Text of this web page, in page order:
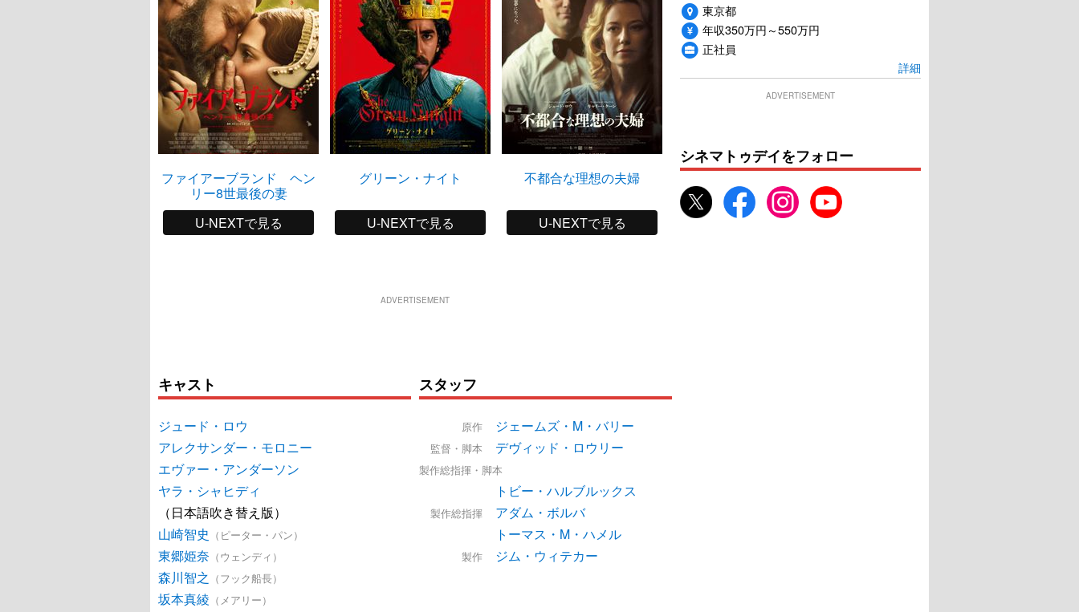
ファイアーブランド ヘン
リー8世最後の妻
U-NEXTで見る
グリーン・ナイト
U-NEXTで見る
不都合な理想の夫婦
U-NEXTで見る
ファンタスティック・ビー
ストとダンブルドアの秘密
U-NEXTで見る
レイニーデイ・イン・ニュ
ADVERTISEMENT
キャスト
ジュード・ロウ
アレクサンダー・モロニー
エヴァー・アンダーソン
ヤラ・シャヒディ
（日本語吹き替え版）
山崎智史 （ピーター・パン）
東郷姫奈 （ウェンディ）
森川智之 （フック船長）
坂本真綾 （メアリー）
スタッフ
原作 ジェームズ・M・バリー
監督・脚本 デヴィッド・ロウリー
製作総指揮・脚本
トビー・ハルブルックス
製作総指揮
アダム・ボルバ
トーマス・M・ハメル
製作 ジム・ウィテカー
東京都
年収350万円～550万円
正社員
詳細
ADVERTISEMENT
シネマトゥデイをフォロー